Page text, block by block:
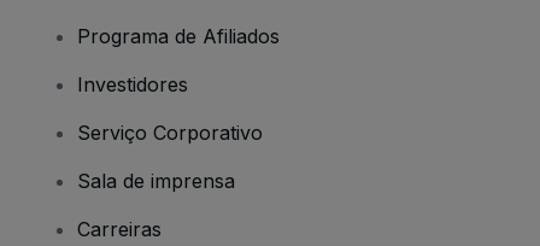
Programa de Afiliados
Investidores
Serviço Corporativo
Sala de imprensa
Carreiras